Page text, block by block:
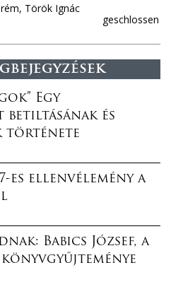
Török Ignác
geschlossen
Egy
és
története
es ellenvélemény a
Babics József, a